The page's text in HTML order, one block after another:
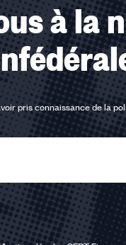
à la
pris connaissance de la